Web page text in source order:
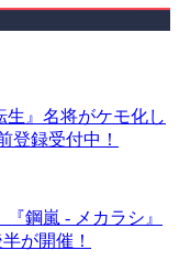
生』名将がケモ化し
登録受付中！
鋼嵐 - メカラシ』
が開催！